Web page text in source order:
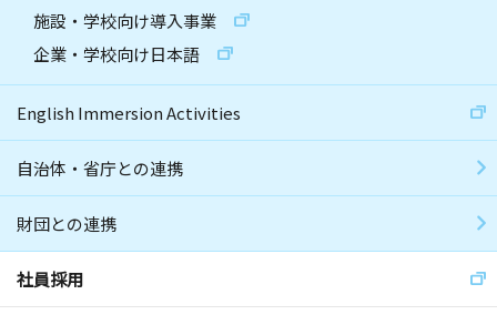
施設・学校向け導入事業
企業・学校向け日本語
English Immersion Activities
自治体・省庁との連携
財団との連携
社員採用